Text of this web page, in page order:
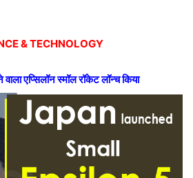
& TECHNOLOGY
एप्सिलॉन स्मॉल रॉकेट लॉन्च किया